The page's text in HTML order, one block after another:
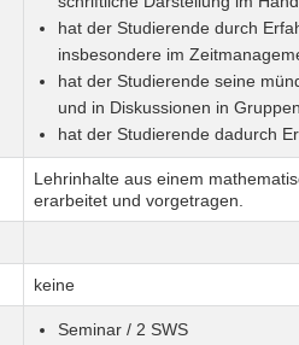
hat der Studierende durch
insbesondere im
hat der Studierende seine
und in Diskussionen in
hat der Studierende dadurch
Lehrinhalte aus einem
erarbeitet und vorgetragen.
keine
Seminar / 2 SWS